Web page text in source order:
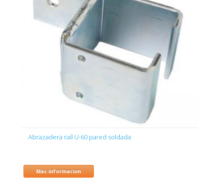
Abrazadera raíl U-60 pared soldada
Mas informacion